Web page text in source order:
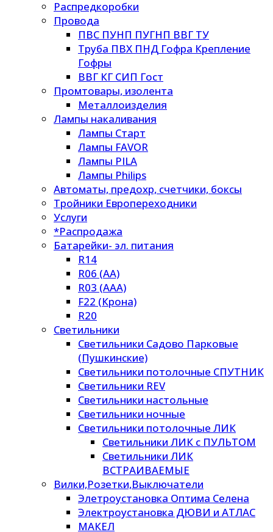
Распредкоробки
Провода
ПВС ПУНП ПУГНП ВВГ ТУ
Труба ПВХ ПНД Гофра Крепление
Гофры
ВВГ КГ СИП Гост
Промтовары, изолента
Металлоизделия
Лампы накаливания
Лампы Старт
Лампы FAVOR
Лампы PILA
Лампы Philips
Автоматы, предохр, счетчики, боксы
Тройники Европереходники
Услуги
*Распродажа
Батарейки- эл. питания
R14
R06 (AA)
R03 (AAA)
F22 (Крона)
R20
Светильники
Светильники Садово Парковые
(Пушкинские)
Светильники потолочные СПУТНИК
Светильники REV
Светильники настольные
Светильники ночные
Светильники потолочные ЛИК
Светильники ЛИК с ПУЛЬТОМ
Светильники ЛИК
ВСТРАИВАЕМЫЕ
Вилки,Розетки,Выключатели
Элетроустановка Оптима Селена
Электроустановка ДЮВИ и АТЛАС
МАКЕЛ